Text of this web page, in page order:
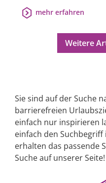
mehr erfahren
Weitere
Sie sind auf der Suche
barrierefreien
einfach nur inspirieren
einfach den Suchbegriff
erhalten das passende
Suche auf unserer Seite!